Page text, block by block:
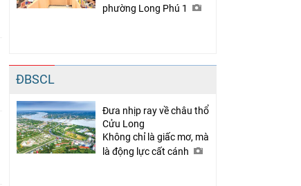
phường Long Phú 1
ĐBSCL
Đưa nhịp ray về châu thổ
Cửu Long
Không chỉ là giấc mơ, mà
là động lực cất cánh